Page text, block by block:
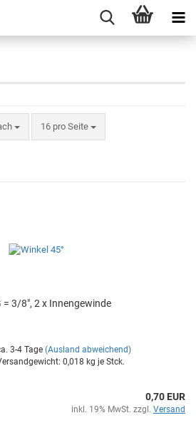
16 pro Seite
= 3/8", 2 x In­nen­ge­win­de
3-4 Tage (Ausland abweichend)
0,018 kg je Stck.
0,70 EUR
inkl. 19% MwSt. zzgl. Versand